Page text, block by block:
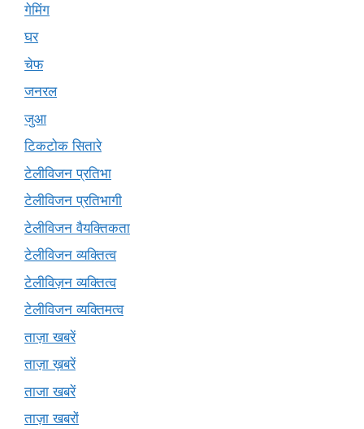
गेमिंग
घर
चेफ
जनरल
जुआ
टिकटोक सितारे
टेलीविजन प्रतिभा
टेलीविजन प्रतिभागी
टेलीविजन वैयक्तिकता
टेलीविजन व्यक्तित्व
टेलीविज़न व्यक्तित्व
टेलीविजन व्यक्तिमत्व
ताज़ा खबरें
ताज़ा ख़बरें
ताजा खबरें
ताज़ा खबरों